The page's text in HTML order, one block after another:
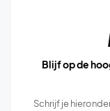
Blijf op de
Schrijf je